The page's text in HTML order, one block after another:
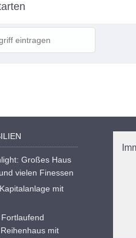
Großes Haus
vielen Finessen
mit
mit